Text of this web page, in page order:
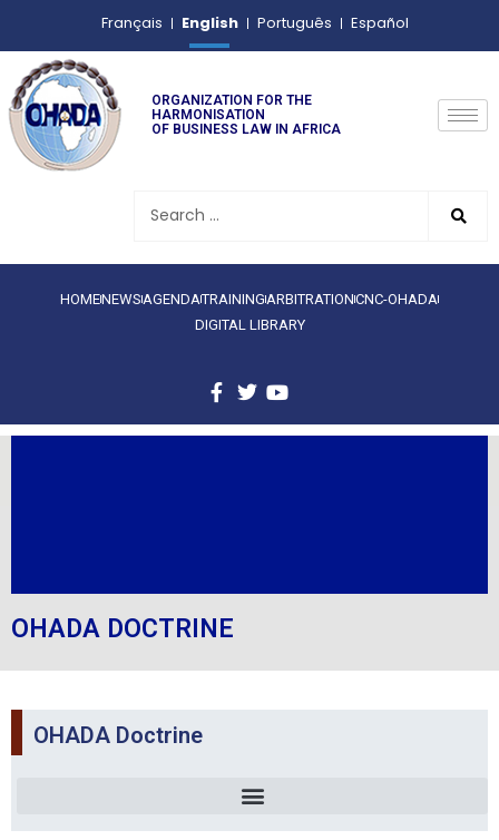
Français English Português Español
ORGANIZATION FOR THE
HARMONISATION
OF BUSINESS LAW IN AFRICA
HOMENEWS AGENDATRAINING ARBITRATIONCNC-OHADA
DIGITAL LIBRARY
OHADA DOCTRINE
OHADA Doctrine